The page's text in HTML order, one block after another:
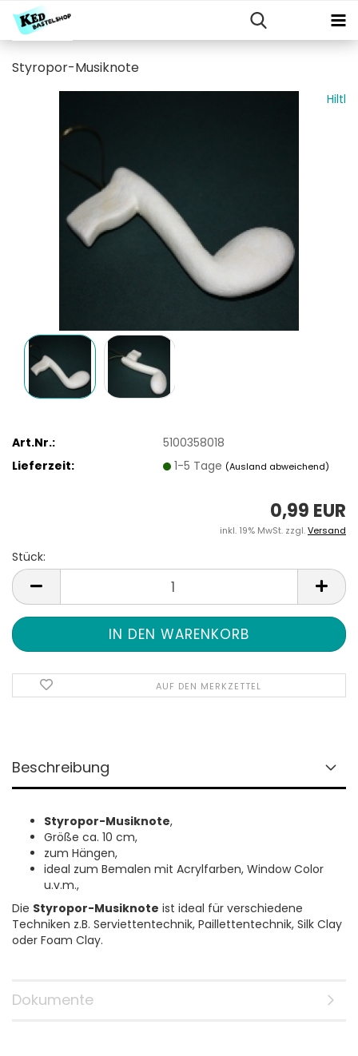
Styropor-Musiknote
Hiltl
Art.Nr.:
5100358018
Lieferzeit:
1-5 Tage (Ausland abweichend)
0,99 EUR
inkl. 19% MwSt. zzgl.Versand
Stück:
Stück
AUF DEN MERKZETTEL
Beschreibung
Styropor-Musiknote,
Größe ca. 10 cm,
zum Hängen,
ideal zum Bemalen mit Acrylfarben, Window Color
u.v.m.,
Die Styropor-Musiknote ist ideal für verschiedene
Techniken z.B. Serviettentechnik, Paillettentechnik, Silk Clay
oder Foam Clay.
Dokumente